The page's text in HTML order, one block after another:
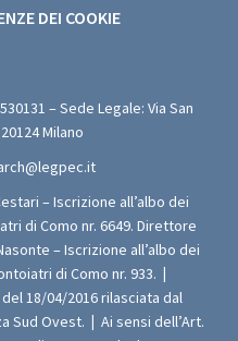
DEI COOKIE
– Sede Legale: Via San
Milano
– Iscrizione all’albo dei
di Como nr. 6649. Direttore
– Iscrizione all’albo dei
di Como nr. 933. |
18/04/2016 rilasciata dal
Sud Ovest. | Ai sensi dell’Art.